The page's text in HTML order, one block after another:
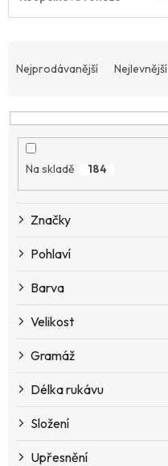
a
n
Nejprodávanější Nejlevnější
Na skladě 184
Značky
Pohlaví
Barva
Velikost
Gramáž
Délka rukávu
Složení
Upřesnění